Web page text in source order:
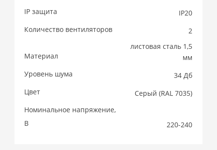
IP защита
IP20
Количество вентиляторов
2
Материал
листовая сталь 1,5
мм
Уровень шума
34 Дб
Цвет
Cерый (RAL 7035)
Номинальное напряжение,
В
220-240